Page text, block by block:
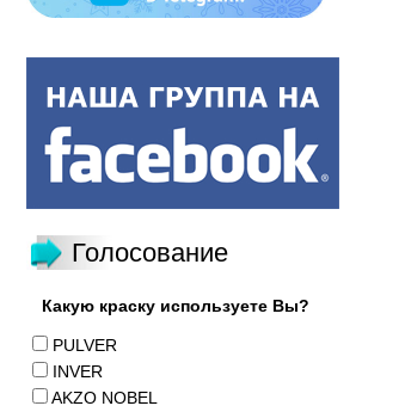
Голосование
Какую краску используете Вы?
PULVER
INVER
AKZO NOBEL